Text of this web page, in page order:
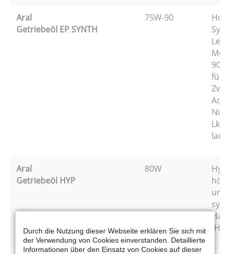
Aral
Getriebeöl EP SYNTH
75W-90
90
für
Aral
Getriebeöl HYP
80W
und
Durch die Nutzung dieser Webseite erklären Sie sich mit
der Verwendung von Cookies einverstanden. Detaillierte
Informationen über den Einsatz von Cookies auf dieser